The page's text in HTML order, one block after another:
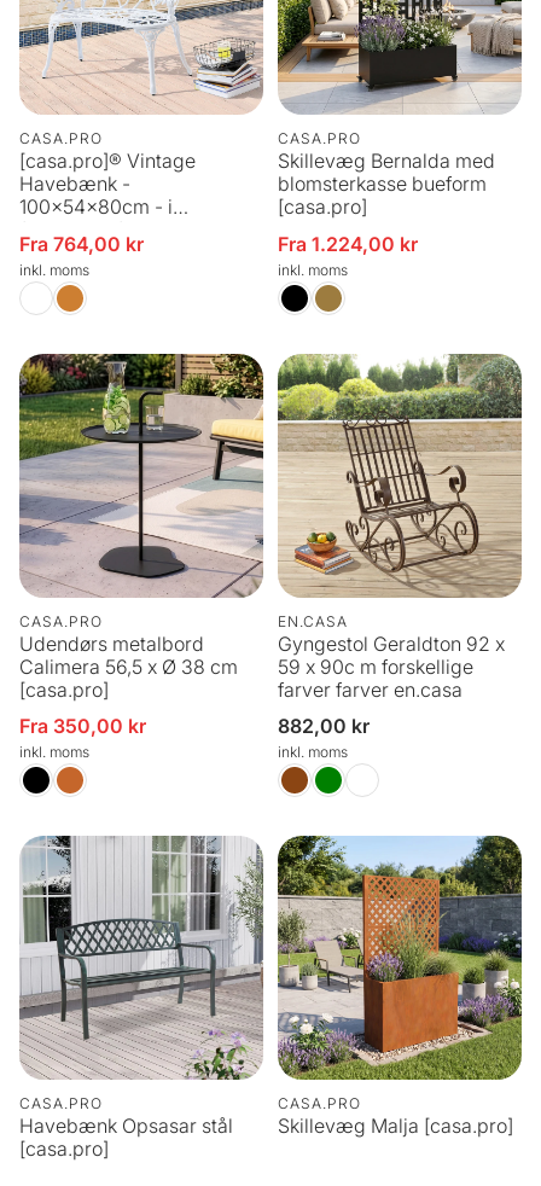
CASA.PRO
[casa.pro]® Vintage
Havebænk -
100x54x80cm - i
Udsalgspris
Fra 764,00 kr
inkl. moms
CASA.PRO
Skillevæg Bernalda med
blomsterkasse bueform
[casa.pro]
Udsalgspris
Fra 1.224,00 kr
inkl. moms
CASA.PRO
Udendørs metalbord
Calimera 56,5 x Ø 38 cm
[casa.pro]
Udsalgspris
Fra 350,00 kr
inkl. moms
EN.CASA
Gyngestol Geraldton 92 x
59 x 90c m forskellige
farver farver en.casa
Normalpris
882,00 kr
inkl. moms
CASA.PRO
Havebænk Opsasar stål
[casa.pro]
CASA.PRO
Skillevæg Malja [casa.pro]